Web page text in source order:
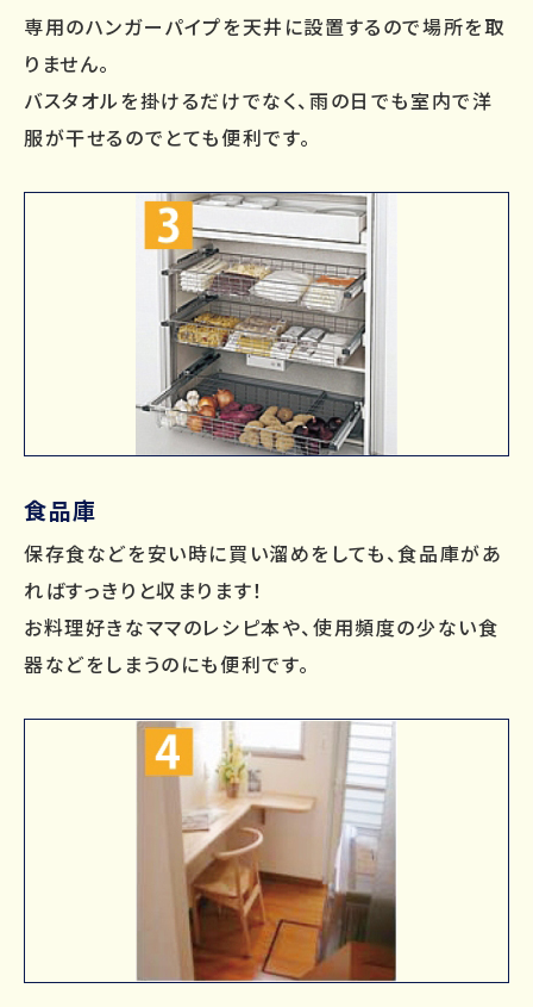
専用のハンガーパイプを天井に設置するので場所を取
りません。
バスタオルを掛けるだけでなく、雨の日でも室内で洋
服が干せるのでとても便利です。
食品庫
保存食などを安い時に買い溜めをしても、食品庫があ
ればすっきりと収まります！
お料理好きなママのレシピ本や、使用頻度の少ない食
器などをしまうのにも便利です。